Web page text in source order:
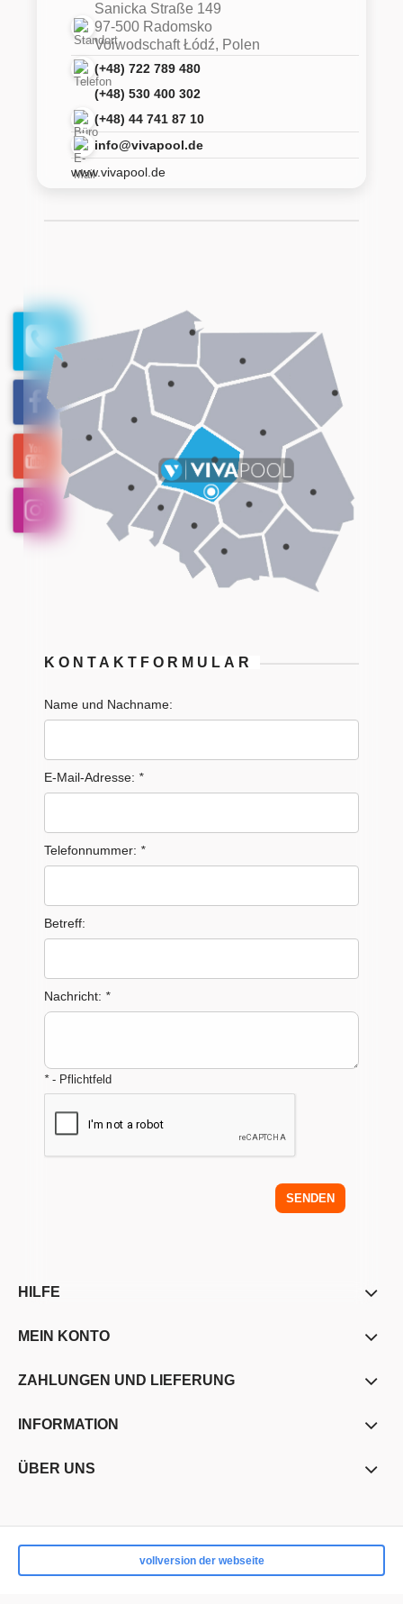
Sanicka Straße 149
97-500 Radomsko
Voiwodschaft Łódź, Polen
(+48) 722 789 480
(+48) 530 400 302
(+48) 44 741 87 10
info@vivapool.de
www.vivapool.de
KONTAKTFORMULAR
Name und Nachname:
E-Mail-Adresse: *
Telefonnummer: *
Betreff:
Nachricht: *
*- Pflichtfeld
SENDEN
HILFE
MEIN KONTO
ZAHLUNGEN UND LIEFERUNG
INFORMATION
ÜBER UNS
vollversion der webseite